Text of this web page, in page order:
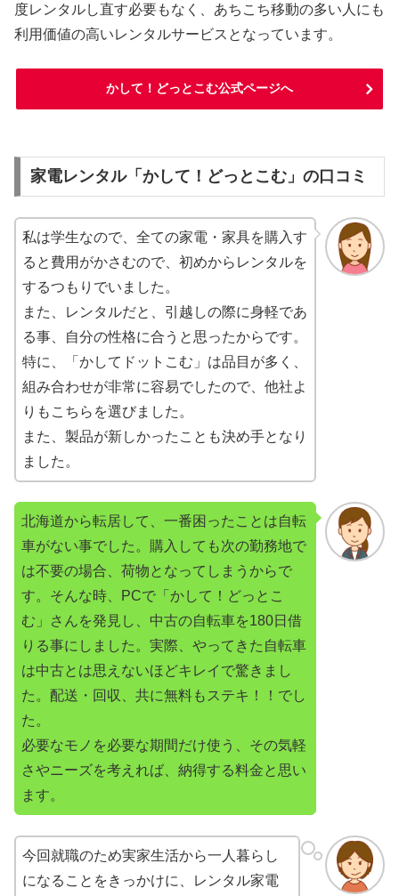
度レンタルし直す必要もなく、あちこち移動の多い人にも
利用価値の高いレンタルサービスとなっています。
かして！どっとこむ公式ページへ
家電レンタル「かして！どっとこむ」の口コミ
私は学生なので、全ての家電・家具を購入す
ると費用がかさむので、初めからレンタルを
するつもりでいました。
また、レンタルだと、引越しの際に身軽であ
る事、自分の性格に合うと思ったからです。
特に、「かしてドットこむ」は品目が多く、
組み合わせが非常に容易でしたので、他社よ
りもこちらを選びました。
また、製品が新しかったことも決め手となり
ました。
北海道から転居して、一番困ったことは自転
車がない事でした。購入しても次の勤務地で
は不要の場合、荷物となってしまうからで
す。そんな時、PCで「かして！どっとこ
む」さんを発見し、中古の自転車を180日借
りる事にしました。実際、やってきた自転車
は中古とは思えないほどキレイで驚きまし
た。配送・回収、共に無料もステキ！！でし
た。
必要なモノを必要な期間だけ使う、その気軽
さやニーズを考えれば、納得する料金と思い
ます。
今回就職のため実家生活から一人暮らし
になることをきっかけに、レンタル家電